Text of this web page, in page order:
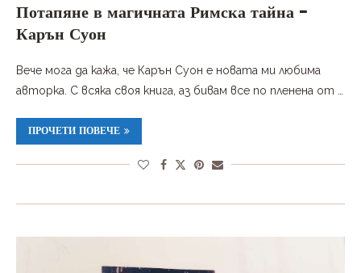
Потапяне в магичната Римска тайна –
Карън Суон
Вече мога да кажа, че Карън Суон е новата ми любима
авторка. С всяка своя книга, аз бивам все по пленена от …
ПРОЧЕТИ ПОВЕЧЕ